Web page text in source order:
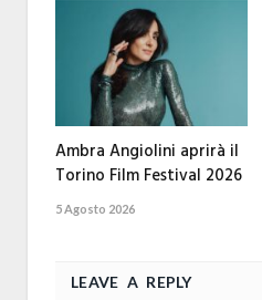
Ambra Angiolini aprirà il
Torino Film Festival 2026
5 Agosto 2026
LEAVE A REPLY